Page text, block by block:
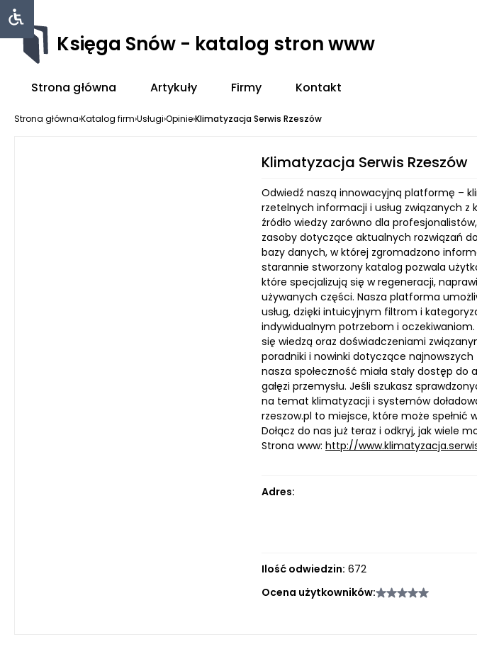
Księga Snów - katalog stron www
Strona główna Artykuły Firmy Kontakt
Strona główna›Katalog firm›Usługi›Opinie›Klimatyzacja Serwis Rzeszów
Klimatyzacja Serwis Rzeszów
Odwiedź naszą innowacyjną platformę –
rzetelnych informacji i usług związanych
źródło wiedzy zarówno dla
zasoby dotyczące aktualnych rozwiązań
bazy danych, w której zgromadzono
starannie stworzony katalog pozwala
które specjalizują się w regeneracji,
używanych części. Nasza platforma
usług, dzięki intuicyjnym filtrom i
indywidualnym potrzebom i
się wiedzą oraz doświadczeniami
poradniki i nowinki dotyczące
nasza społeczność miała stały dostęp
gałęzi przemysłu. Jeśli szukasz
na temat klimatyzacji i systemów
rzeszow.pl to miejsce, które może spełnić
Dołącz do nas już teraz i odkryj, jak wiele
Strona www: http://
Adres:
Ilość odwiedzin: 672
Ocena użytkowników: